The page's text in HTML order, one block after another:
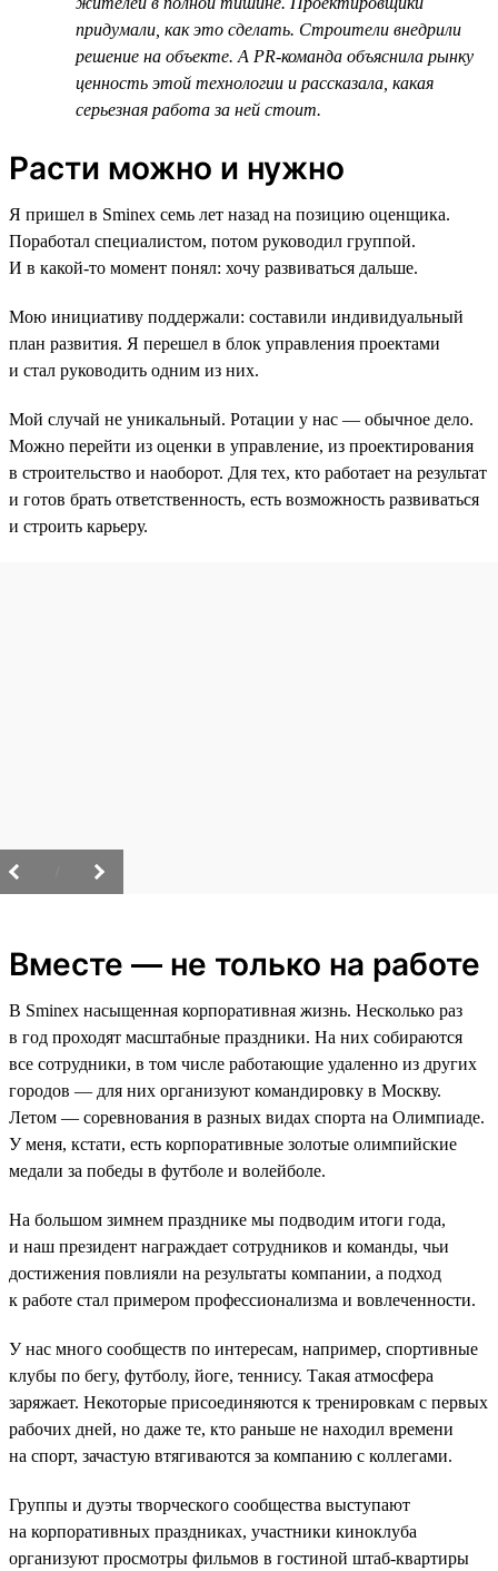
придумали, как это сделать. Строители внедрили
решение на объекте. А PR-команда объяснила рынку
ценность этой технологии и рассказала, какая
серьезная работа за ней стоит.
Расти можно и нужно
Я пришел в Sminex семь лет назад на позицию оценщика.
Поработал специалистом, потом руководил группой.
И в какой-то момент понял: хочу развиваться дальше.
Мою инициативу поддержали: составили индивидуальный
план развития. Я перешел в блок управления проектами
и стал руководить одним из них.
Мой случай не уникальный. Ротации у нас — обычное дело.
Можно перейти из оценки в управление, из проектирования
в строительство и наоборот. Для тех, кто работает на результат
и готов брать ответственность, есть возможность развиваться
и строить карьеру.
Вместе — не только на работе
В Sminex насыщенная корпоративная жизнь. Несколько раз
в год проходят масштабные праздники. На них собираются
все сотрудники, в том числе работающие удаленно из других
городов — для них организуют командировку в Москву.
Летом — соревнования в разных видах спорта на Олимпиаде.
У меня, кстати, есть корпоративные золотые олимпийские
медали за победы в футболе и волейболе.
На большом зимнем празднике мы подводим итоги года,
и наш президент награждает сотрудников и команды, чьи
достижения повлияли на результаты компании, а подход
к работе стал примером профессионализма и вовлеченности.
У нас много сообществ по интересам, например, спортивные
клубы по бегу, футболу, йоге, теннису. Такая атмосфера
заряжает. Некоторые присоединяются к тренировкам с первых
рабочих дней, но даже те, кто раньше не находил времени
на спорт, зачастую втягиваются за компанию с коллегами.
Группы и дуэты творческого сообщества выступают
на корпоративных праздниках, участники киноклуба
организуют просмотры фильмов в гостиной штаб-квартиры